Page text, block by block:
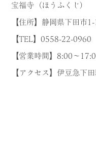
宝福寺（ほうふくじ）
【住所】静岡県下田市
【TEL】0558-22-0960
【営業時間】8:00～
【アクセス】伊豆急下